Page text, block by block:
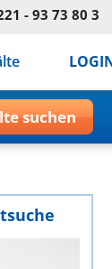
- 93 73 80 3